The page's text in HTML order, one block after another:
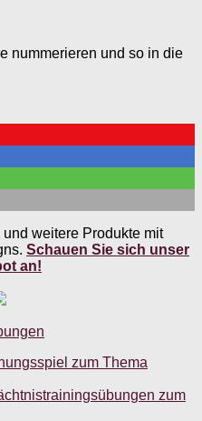
nummerieren und so in die
weitere Produkte mit
Schauen Sie sich unser
an!
zum Thema
zum